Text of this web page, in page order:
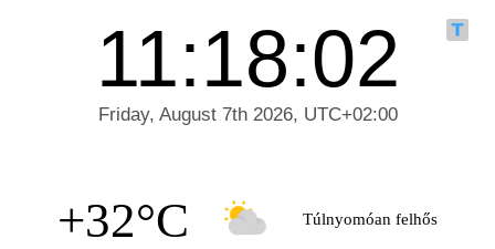
+32°C Túlnyomóan felhős